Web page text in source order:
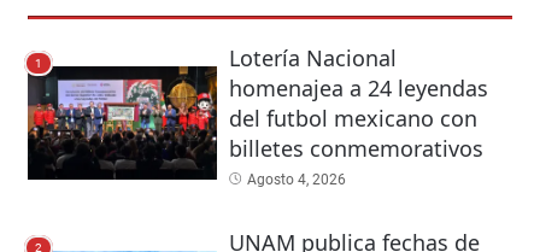
1
Lotería Nacional
homenajea a 24 leyendas
del futbol mexicano con
billetes conmemorativos
Agosto 4, 2026
2
UNAM publica fechas de